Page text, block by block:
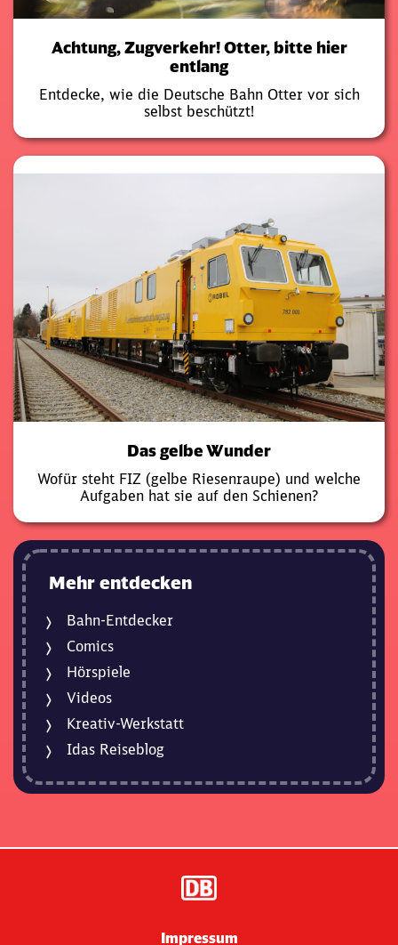
Achtung, Zugverkehr! Otter, bitte hier
entlang
Entdecke, wie die Deutsche Bahn Otter vor sich
selbst beschützt!
Das gelbe Wunder
Wofür steht FIZ (gelbe Riesenraupe) und welche
Aufgaben hat sie auf den Schienen?
Mehr entdecken
Bahn-Entdecker
Comics
Hörspiele
Videos
Kreativ-Werkstatt
Idas Reiseblog
Impressum